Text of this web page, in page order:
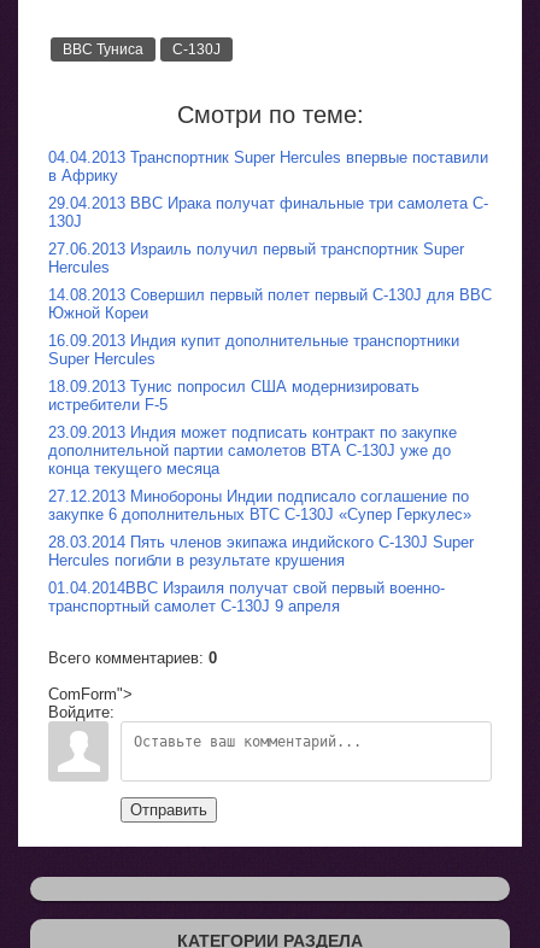
ВВС Туниса C-130J
Смотри по теме:
04.04.2013 Транспортник Super Hercules впервые поставили
в Африку
29.04.2013 ВВС Ирака получат финальные три самолета C-
130J
27.06.2013 Израиль получил первый транспортник Super
Hercules
14.08.2013 Совершил первый полет первый С-130J для ВВС
Южной Кореи
16.09.2013 Индия купит дополнительные транспортники
Super Hercules
18.09.2013 Тунис попросил США модернизировать
истребители F-5
23.09.2013 Индия может подписать контракт по закупке
дополнительной партии самолетов ВТА C-130J уже до
конца текущего месяца
27.12.2013 Минобороны Индии подписало соглашение по
закупке 6 дополнительных ВТС C-130J «Супер Геркулес»
28.03.2014 Пять членов экипажа индийского C-130J Super
Hercules погибли в результате крушения
01.04.2014ВВС Израиля получат свой первый военно-
транспортный самолет C-130J 9 апреля
Всего комментариев: 0
ComForm">
Войдите:
Отправить
КАТЕГОРИИ РАЗДЕЛА